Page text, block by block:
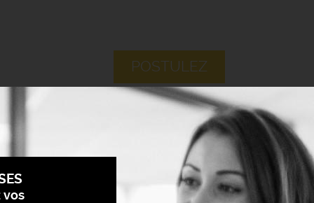
POSTULEZ
vos